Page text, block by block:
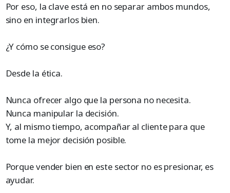
Por eso, la clave está en no separar ambos mundos,
sino en integrarlos bien.
¿Y cómo se consigue eso?
Desde la ética.
Nunca ofrecer algo que la persona no necesita.
Nunca manipular la decisión.
Y, al mismo tiempo, acompañar al cliente para que
tome la mejor decisión posible.
Porque vender bien en este sector no es presionar, es
ayudar.